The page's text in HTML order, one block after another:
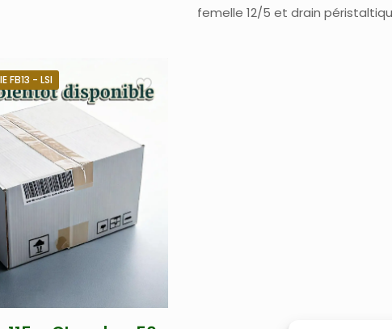
femelle 12/5 et drain
FB13 - LSI